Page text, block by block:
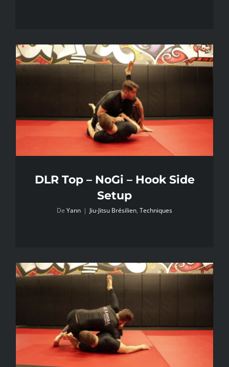
DLR Top – NoGi – Hook Side
Setup
De Yann | Jiu-Jitsu Brésilien, Techniques